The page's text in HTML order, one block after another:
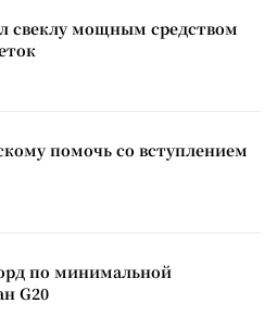
свеклу мощным средством
помочь со вступлением
по минимальной
G20